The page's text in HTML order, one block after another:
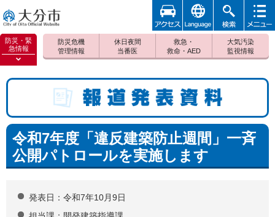
大分市
防災・緊
急情報
防災緊
防災危機
管理情報
休日夜間
当番医
救急・
救命・AED
大気汚染
監視情報
アクセ
ス
foreign 検索
メニュ
報道発表資料
令和7年度「違反建築防止週間」一斉
公開パトロールを実施します
発表日：令和7年10月9日